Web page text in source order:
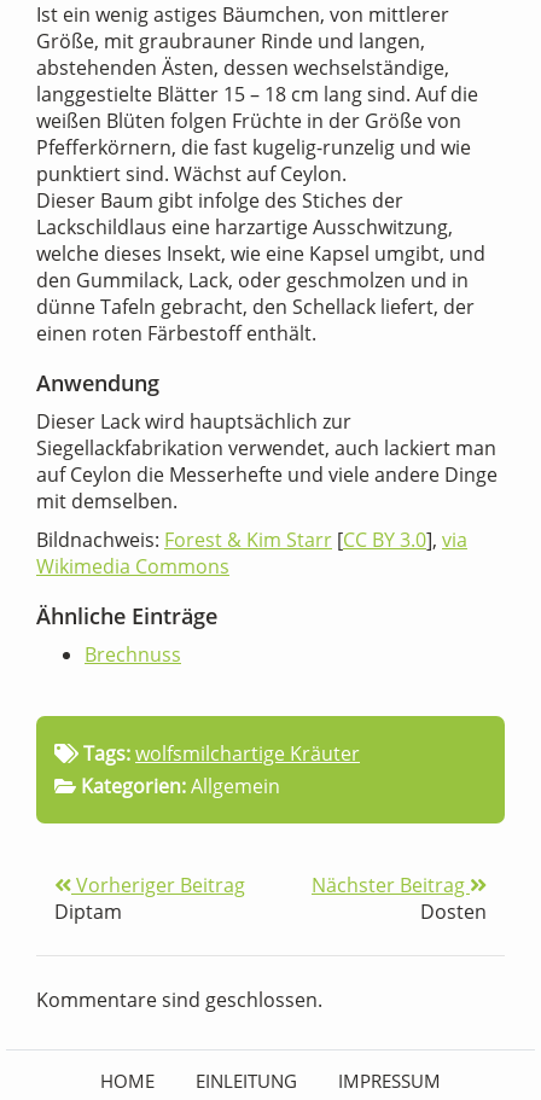
Ist ein wenig astiges Bäumchen, von mittlerer
Größe, mit graubrauner Rinde und langen,
abstehenden Ästen, dessen wechselständige,
langgestielte Blätter 15 – 18 cm lang sind. Auf die
weißen Blüten folgen Früchte in der Größe von
Pfefferkörnern, die fast kugelig-runzelig und wie
punktiert sind. Wächst auf Ceylon.
Dieser Baum gibt infolge des Stiches der
Lackschildlaus eine harzartige Ausschwitzung,
welche dieses Insekt, wie eine Kapsel umgibt, und
den Gummilack, Lack, oder geschmolzen und in
dünne Tafeln gebracht, den Schellack liefert, der
einen roten Färbestoff enthält.
Anwendung
Dieser Lack wird hauptsächlich zur
Siegellackfabrikation verwendet, auch lackiert man
auf Ceylon die Messerhefte und viele andere Dinge
mit demselben.
Bildnachweis: Forest & Kim Starr [CC BY 3.0], via
Wikimedia Commons
Ähnliche Einträge
Brechnuss
Tags:wolfsmilchartige Kräuter
Kategorien:Allgemein
Vorheriger Beitrag
Diptam
Nächster Beitrag
Dosten
Kommentare sind geschlossen.
HOME EINLEITUNG IMPRESSUM